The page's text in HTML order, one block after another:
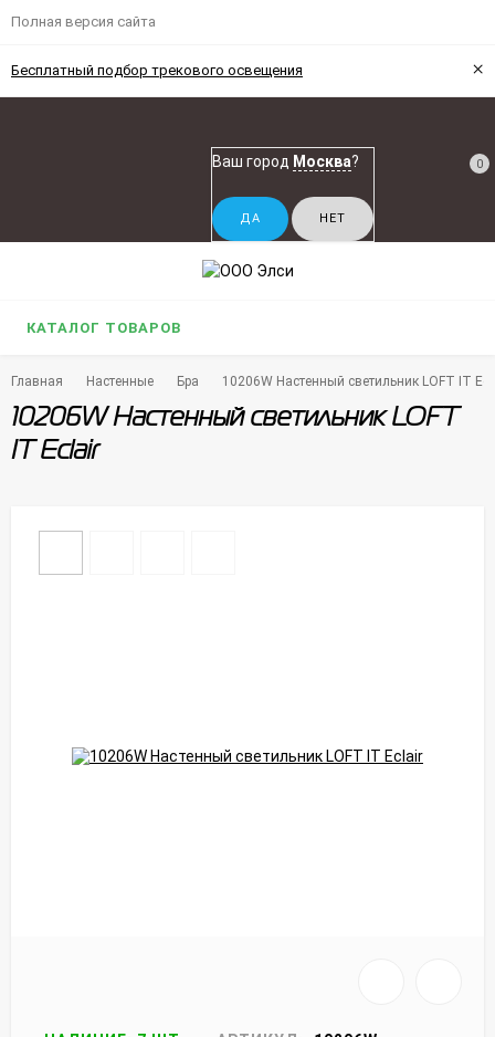
Полная версия сайта
Бесплатный подбор трекового освещения ×
Ваш город Москва? 0
КАТАЛОГ ТОВАРОВ
Главная Настенные Бра 10206W Настенный светильник LOFT IT
10206W Настенный светильник LOFT
IT Eclair